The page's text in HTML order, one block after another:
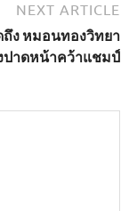
NEXT ARTICLE
ง หมอนทองวิทยา
ปาดหน้าคว้าแชมป์